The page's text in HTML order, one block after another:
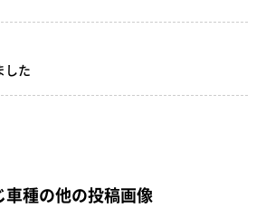
した
車種の他の投稿画像